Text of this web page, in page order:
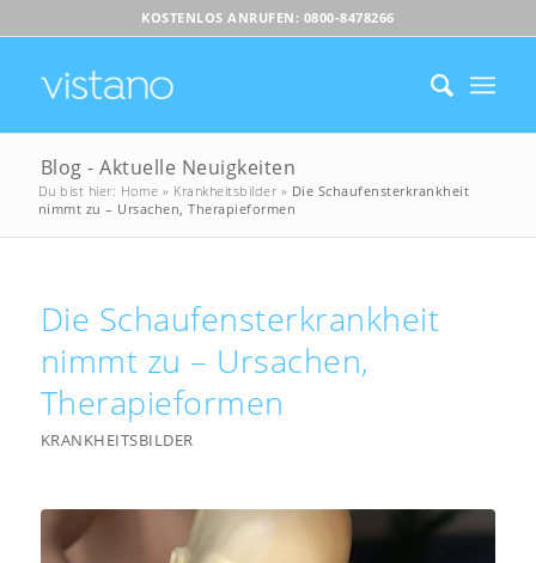
KOSTENLOS ANRUFEN: 0800-8478266
Blog - Aktuelle Neuigkeiten
Du bist hier: Home » Krankheitsbilder » Die Schaufensterkrankheit
nimmt zu – Ursachen, Therapieformen
Die Schaufensterkrankheit
nimmt zu – Ursachen,
Therapieformen
KRANKHEITSBILDER